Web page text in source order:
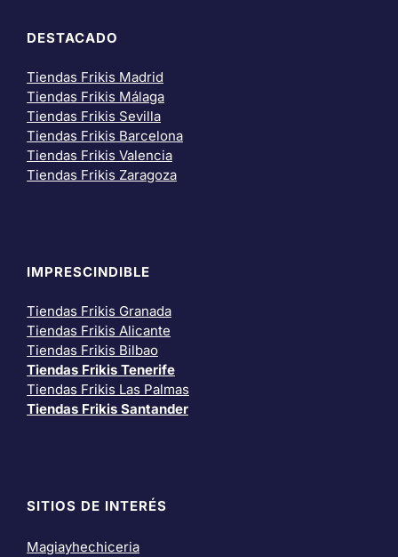
DESTACADO
Tiendas Frikis Madrid
Tiendas Frikis Málaga
Tiendas Frikis Sevilla
Tiendas Frikis Barcelona
Tiendas Frikis Valencia
Tiendas Frikis Zaragoza
IMPRESCINDIBLE
Tiendas Frikis Granada
Tiendas Frikis Alicante
Tiendas Frikis Bilbao
Tiendas Frikis Tenerife
Tiendas Frikis Las Palmas
Tiendas Frikis Santander
SITIOS DE INTERÉS
Magiayhechiceria